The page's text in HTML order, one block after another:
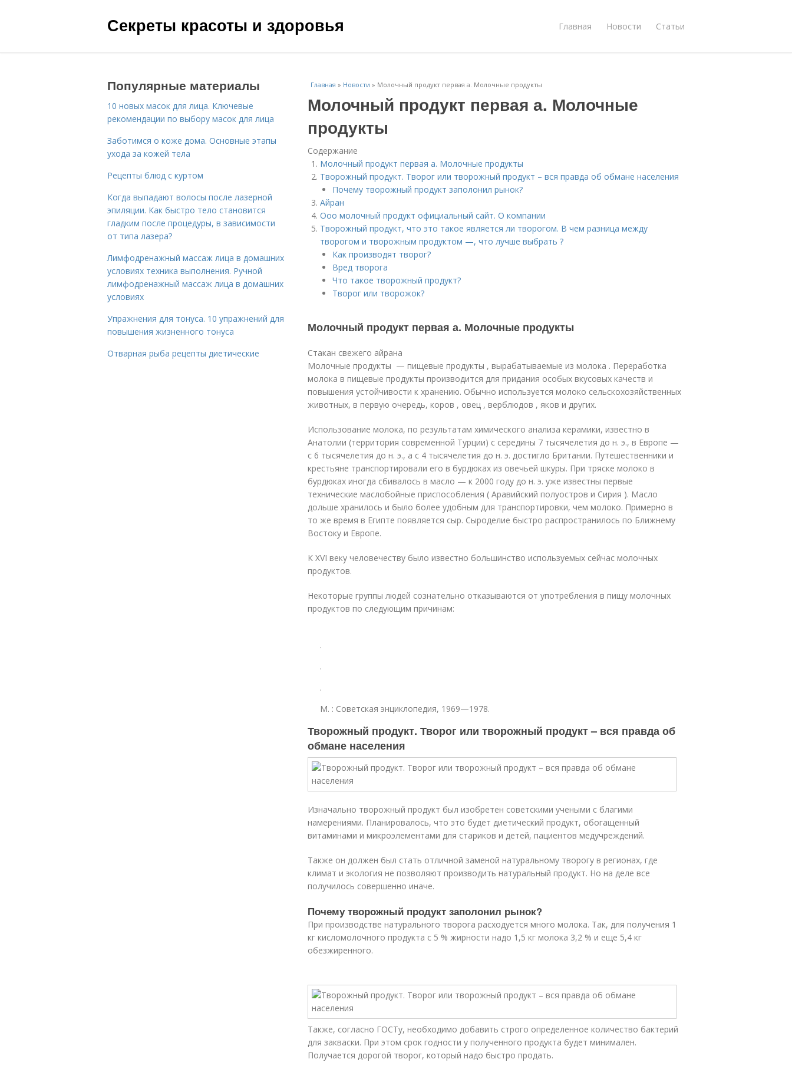
Секреты красоты и здоровья Главная Новости Статьи
Главная » Новости » Молочный продукт первая а. Молочные продукты
Молочный продукт первая а. Молочные
продукты
Содержание
Молочный продукт первая а. Молочные продукты
Творожный продукт. Творог или творожный продукт – вся правда об обмане населения
Почему творожный продукт заполонил рынок?
Айран
Ооо молочный продукт официальный сайт. О компании
Творожный продукт, что это такое является ли творогом. В чем разница между
творогом и творожным продуктом —, что лучше выбрать ?
Как производят творог?
Вред творога
Что такое творожный продукт?
Творог или творожок?
Молочный продукт первая а. Молочные продукты
Стакан свежего айрана
Молочные продукты — пищевые продукты , вырабатываемые из молока . Переработка
молока в пищевые продукты производится для придания особых вкусовых качеств и
повышения устойчивости к хранению. Обычно используется молоко сельскохозяйственных
животных, в первую очередь, коров , овец , верблюдов , яков и других.
Использование молока, по результатам химического анализа керамики, известно в
Анатолии (территория современной Турции) с середины 7 тысячелетия до н. э., в Европе —
с 6 тысячелетия до н. э., а с 4 тысячелетия до н. э. достигло Британии. Путешественники и
крестьяне транспортировали его в бурдюках из овечьей шкуры. При тряске молоко в
бурдюках иногда сбивалось в масло — к 2000 году до н. э. уже известны первые
технические маслобойные приспособления ( Аравийский полуостров и Сирия ). Масло
дольше хранилось и было более удобным для транспортировки, чем молоко. Примерно в
то же время в Египте появляется сыр. Сыроделие быстро распространилось по Ближнему
Востоку и Европе.
К XVI веку человечеству было известно большинство используемых сейчас молочных
продуктов.
Некоторые группы людей сознательно отказываются от употребления в пищу молочных
продуктов по следующим причинам:
.
.
.
М. : Советская энциклопедия, 1969—1978.
Творожный продукт. Творог или творожный продукт – вся правда об
обмане населения
Изначально творожный продукт был изобретен советскими учеными с благими
намерениями. Планировалось, что это будет диетический продукт, обогащенный
витаминами и микроэлементами для стариков и детей, пациентов медучреждений.
Также он должен был стать отличной заменой натуральному творогу в регионах, где
климат и экология не позволяют производить натуральный продукт. Но на деле все
получилось совершенно иначе.
Почему творожный продукт заполонил рынок?
При производстве натурального творога расходуется много молока. Так, для получения 1
кг кисломолочного продукта с 5 % жирности надо 1,5 кг молока 3,2 % и еще 5,4 кг
обезжиренного.
Также, согласно ГОСТу, необходимо добавить строго определенное количество бактерий
для закваски. При этом срок годности у полученного продукта будет минимален.
Получается дорогой творог, который надо быстро продать.
Популярные материалы
10 новых масок для лица. Ключевые
рекомендации по выбору масок для лица
Заботимся о коже дома. Основные этапы
ухода за кожей тела
Рецепты блюд с куртом
Когда выпадают волосы после лазерной
эпиляции. Как быстро тело становится
гладким после процедуры, в зависимости
от типа лазера?
Лимфодренажный массаж лица в домашних
условиях техника выполнения. Ручной
лимфодренажный массаж лица в домашних
условиях
Упражнения для тонуса. 10 упражнений для
повышения жизненного тонуса
Отварная рыба рецепты диетические